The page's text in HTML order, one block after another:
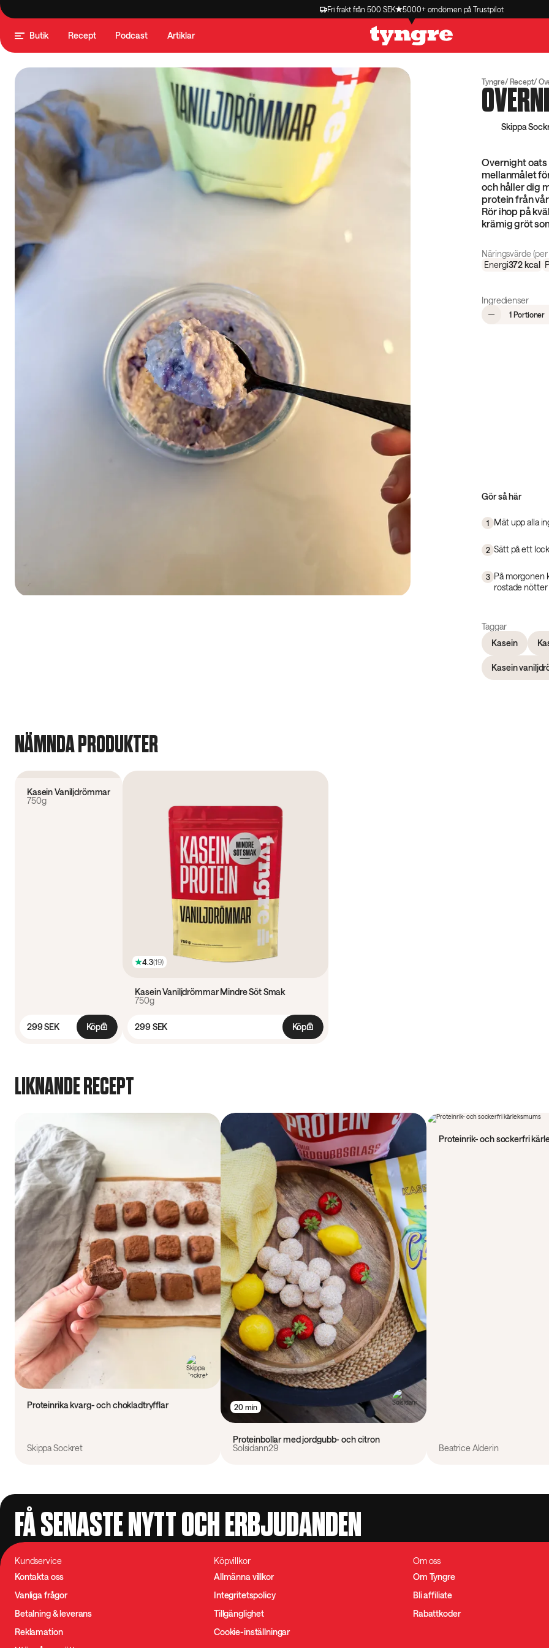
Fri frakt från 500 SEK 5000+ omdömen på Trustpilot
Butik Recept Podcast Artiklar
Tyngre Recept
Skippa
Overnight
mellanmålet
och håller dig
protein från
Rör ihop på
krämig gröt
Näringsvärde
Energi372kcal
Ingredienser
1 Portioner,
Gör så här
1 Mät upp alla
2 Sätt på ett
3 På morgonen
rostade nötter
Taggar
Kasein
Kasein
NÄMNDA PRODUKTER
Kasein Vaniljdrömmar
750g
299 SEK Köp
4.3(19)
Kasein Vaniljdrömmar Mindre Söt Smak
750g
299 SEK Köp
LIKNANDE RECEPT
Proteinrika kvarg- och chokladtryfflar
Skippa Sockret
20 min
Proteinbollar med jordgubb- och citron
Solsidann29
Proteinrik- och sockerfri
Beatrice Alderin
FÅ SENASTE NYTT OCH ERBJUDANDEN
Kundservice
Kontakta oss
Vanliga frågor
Betalning & leverans
Reklamation
Köpvillkor
Allmänna villkor
Integritetspolicy
Tillgänglighet
Cookie-inställningar
Om oss
Om Tyngre
Bli affiliate
Rabattkoder